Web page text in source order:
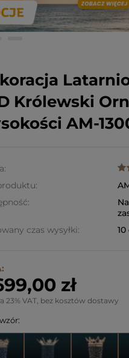
Królewski
AM-
czas wysyłki:
zł
23% VAT, bez kosztów dostawy